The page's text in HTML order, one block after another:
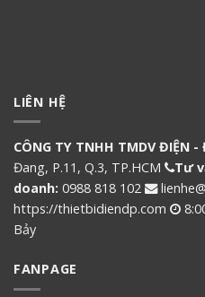
LIÊN HỆ
CÔNG TY TNHH TMDV ĐIỆN -
Đang, P.11, Q.3, TP.HCM
Tư
doanh: 0988 818 102
https://thietbidiendp.com
Bảy
FANPAGE